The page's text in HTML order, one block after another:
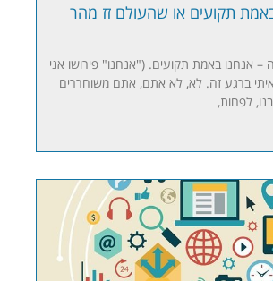
תקועים או שהעולם זז מהר
אנחנו באמת תקועים. ("אנחנו" פירושו אני
ברגע זה. לא, לא אתם, אתם משוחררים
לפחות,